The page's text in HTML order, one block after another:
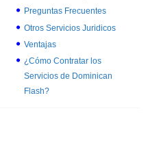
Preguntas Frecuentes
Otros Servicios Juridicos
Ventajas
¿Cómo Contratar los
Servicios de Dominican
Flash?